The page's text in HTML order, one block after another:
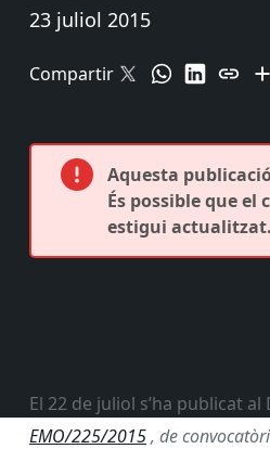
23 juliol 2015
Compartir
Aquesta
És possible que
estigui actualitzat.
El 22 de juliol s’ha publicat al
EMO/225/2015, de